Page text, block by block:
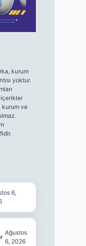
kurum
yoktur.
kurum ve
6,
Ağustos
6, 2026